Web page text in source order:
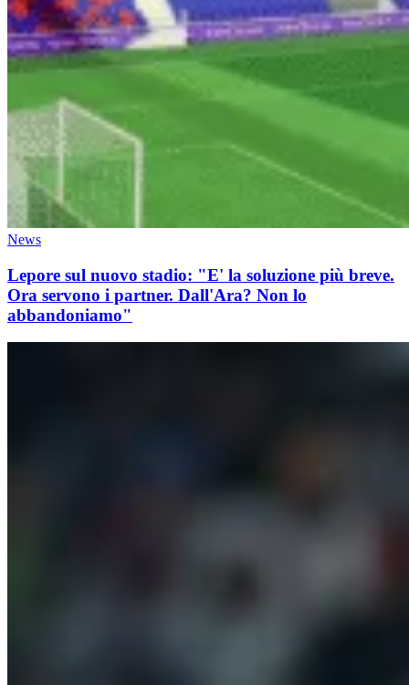
News
Lepore sul nuovo stadio: "E' la soluzione più breve.
Ora servono i partner. Dall'Ara? Non lo
abbandoniamo"